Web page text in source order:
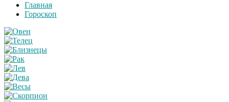
Главная
Гороскоп